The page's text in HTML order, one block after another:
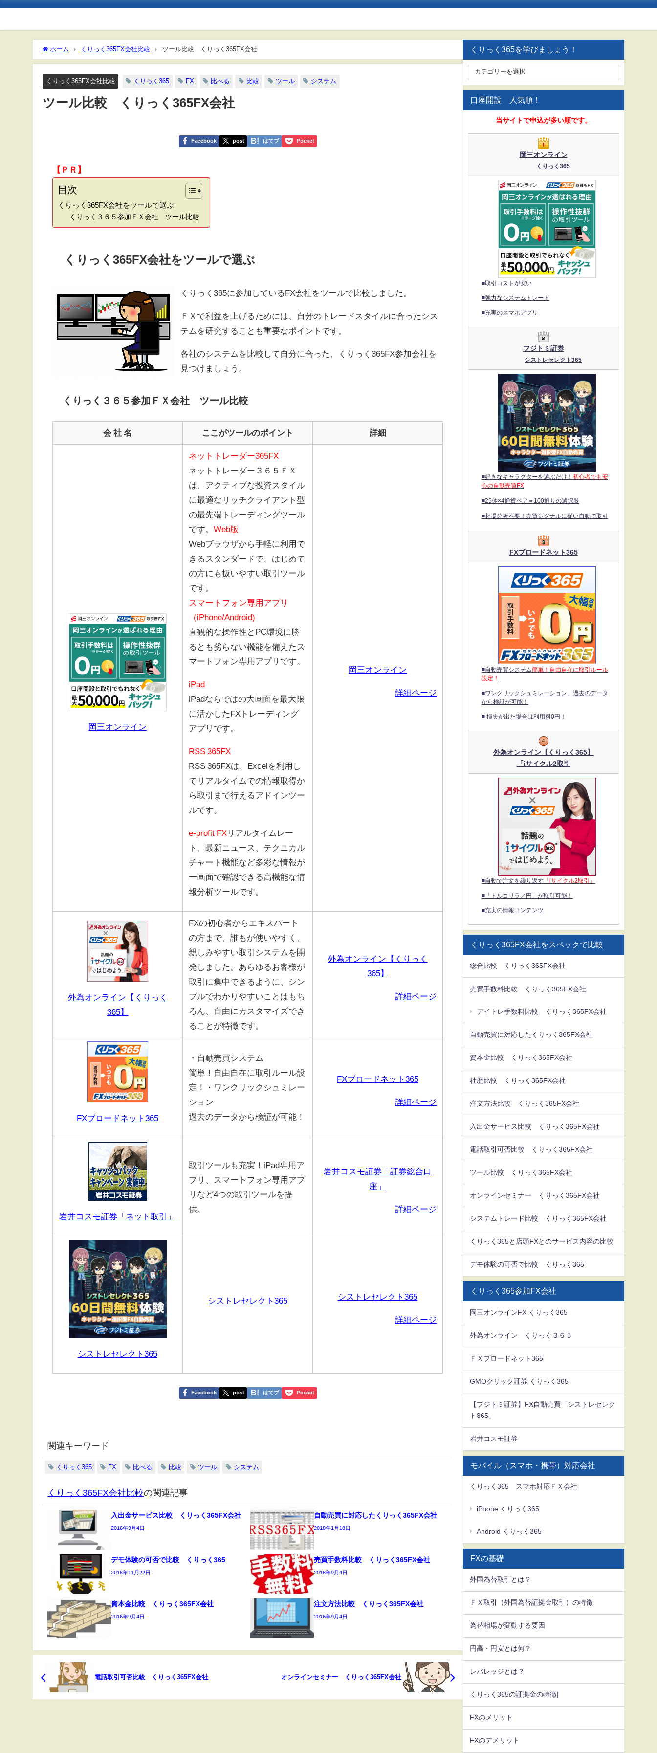
ホーム くりっく365FX会社比較 ツール比較 くりっく365FX会社
くりっく365FX会社比較 くりっく365 FX 比べる 比較 ツール システム
ツール比較 くりっく365FX会社
Facebook post はてブ Pocket
【ＰＲ】
目次
くりっく365FX会社をツールで選ぶ
くりっく３６５参加ＦＸ会社 ツール比較
くりっく365FX会社をツールで選ぶ
くりっく365に参加しているFX会社をツールで比較しました。
ＦＸで利益を上げるためには、自分のトレードスタイルに合ったシス
テムを研究することも重要なポイントです。
各社のシステムを比較して自分に合った、くりっく365FX参加会社を
見つけましょう。
くりっく３６５参加ＦＸ会社 ツール比較
会 社 名 ここがツールのポイント 詳細
岡三オンライン
ネットトレーダー365FX
ネットトレーダー３６５ＦＸ
は、アクティブな投資スタイル
に最適なリッチクライアント型
の最先端トレーディングツール
です。Web版
Webブラウザから手軽に利用で
きるスタンダードで、はじめて
の方にも扱いやすい取引ツール
です。
スマートフォン専用アプリ
（iPhone/Android)
直観的な操作性とPC環境に勝
るとも劣らない機能を備えたス
マートフォン専用アプリです。
iPad
iPadならではの大画面を最大限
に活かしたFXトレーディング
アプリです。
RSS 365FX
RSS 365FXは、Excelを利用し
てリアルタイムでの情報取得か
ら取引まで行えるアドインツー
ルです。
e-profit FX リアルタイムレー
ト、最新ニュース、テクニカル
チャート機能など多彩な情報が
一画面で確認できる高機能な情
報分析ツールです。
岡三オンライン
詳細ページ
外為オンライン【くりっく
365】
FXの初心者からエキスパート
の方まで、誰もが使いやすく、
親しみやすい取引システムを開
発しました。あらゆるお客様が
取引に集中できるように、シン
プルでわかりやすいことはもち
ろん、自由にカスタマイズでき
ることが特徴です。
外為オンライン【くりっく
365】
詳細ページ
FXブロードネット365
・自動売買システム
簡単！自由自在に取引ルール設
定！・ワンクリックシュミレー
ション
過去のデータから検証が可能！
FXブロードネット365
詳細ページ
岩井コスモ証券「ネット取引」
取引ツールも充実！iPad専用ア
プリ、スマートフォン専用アプ
リなど4つの取引ツールを提
供。
岩井コスモ証券「証券総合口
座」
詳細ページ
シストレセレクト365
シストレセレクト365 シストレセレクト365
詳細ページ
Facebook post はてブ Pocket
関連キーワード
くりっく365 FX 比べる 比較 ツール システム
くりっく365FX会社比較の関連記事
入出金サービス比較 くりっく365FX会社
2016年9月4日
自動売買に対応したくりっく365FX会社
2018年1月18日
デモ体験の可否で比較 くりっく365
2018年11月22日
売買手数料比較 くりっく365FX会社
2016年9月4日
資本金比較 くりっく365FX会社
2016年9月4日
注文方法比較 くりっく365FX会社
2016年9月4日
電話取引可否比較 くりっく365FX会社 オンラインセミナー くりっく365FX会社
くりっく365を学びましょう！
口座開設 人気順！
当サイトで申込が多い順です。
岡三オンライン
くりっく365
■取引コストが安い
■強力なシステムトレード
■充実のスマホアプリ
フジトミ証券
シストレセレクト365
■好きなキャラクターを選ぶだけ！ 初心者でも安
心の自動売買FX
■25体×4通貨ペア＝100通りの選択肢
■相場分析不要！売買シグナルに従い自動で取引
FXブロードネット365
■自動売買システム簡単！自由自在に取引ルール
設定！
■ワンクリックシュミレーション。過去のデータ
から検証が可能！
■ 損失が出た場合は利用料0円！
外為オンライン【くりっく365】
「iサイクル2取引
■自動で注文を繰り返す「iサイクル2取引」
■「トルコリラ／円」が取引可能！
■充実の情報コンテンツ
くりっく365FX会社をスペックで比較
総合比較 くりっく365FX会社
売買手数料比較 くりっく365FX会社
デイトレ手数料比較 くりっく365FX会社
自動売買に対応したくりっく365FX会社
資本金比較 くりっく365FX会社
社歴比較 くりっく365FX会社
注文方法比較 くりっく365FX会社
入出金サービス比較 くりっく365FX会社
電話取引可否比較 くりっく365FX会社
ツール比較 くりっく365FX会社
オンラインセミナー くりっく365FX会社
システムトレード比較 くりっく365FX会社
くりっく365と店頭FXとのサービス内容の比較
デモ体験の可否で比較 くりっく365
くりっく365参加FX会社
岡三オンラインFX くりっく365
外為オンライン くりっく３６５
ＦＸブロードネット365
GMOクリック証券 くりっく365
【フジトミ証券】FX自動売買「シストレセレク
ト365」
岩井コスモ証券
モバイル（スマホ・携帯）対応会社
くりっく365 スマホ対応ＦＸ会社
iPhone くりっく365
Android くりっく365
FXの基礎
外国為替取引とは？
ＦＸ取引（外国為替証拠金取引）の特徴
為替相場が変動する要因
円高・円安とは何？
レバレッジとは？
くりっく365の証拠金の特徴|
FXのメリット
FXのデメリット